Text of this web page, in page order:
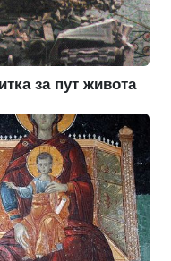
за пут живота